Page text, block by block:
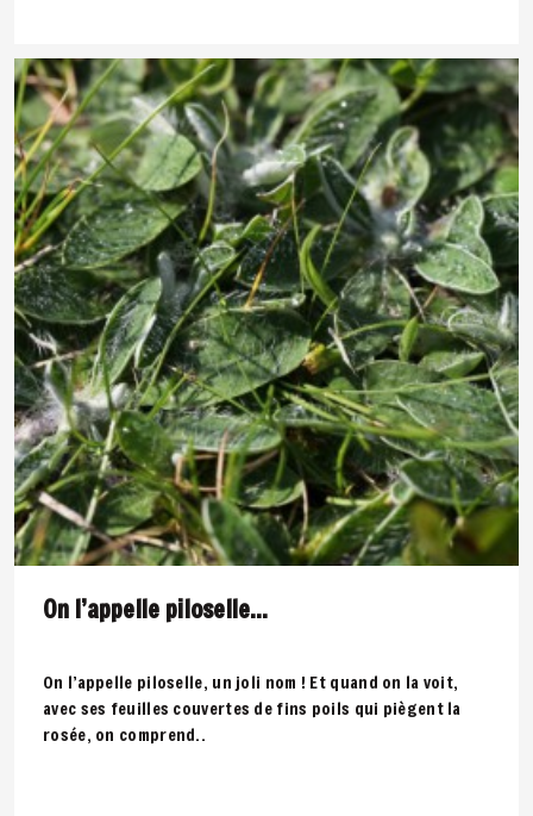
On l’appelle piloselle…
On l’appelle piloselle, un joli nom ! Et quand on la voit,
avec ses feuilles couvertes de fins poils qui piègent la
rosée, on comprend..